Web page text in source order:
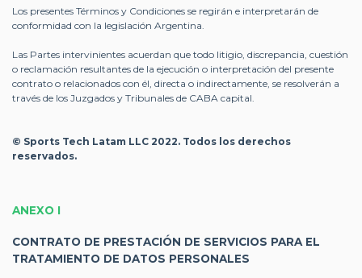
Los presentes Términos y Condiciones se regirán e interpretarán de
conformidad con la legislación Argentina.
Las Partes intervinientes acuerdan que todo litigio, discrepancia, cuestión
o reclamación resultantes de la ejecución o interpretación del presente
contrato o relacionados con él, directa o indirectamente, se resolverán a
través de los Juzgados y Tribunales de CABA capital.
© Sports Tech Latam LLC 2022. Todos los derechos
reservados.
ANEXO I
CONTRATO DE PRESTACIÓN DE SERVICIOS PARA EL
TRATAMIENTO DE DATOS PERSONALES